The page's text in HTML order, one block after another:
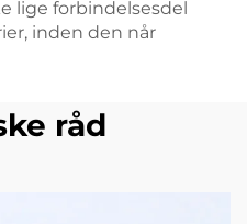
lige forbindelsesdel
inden den når
råd